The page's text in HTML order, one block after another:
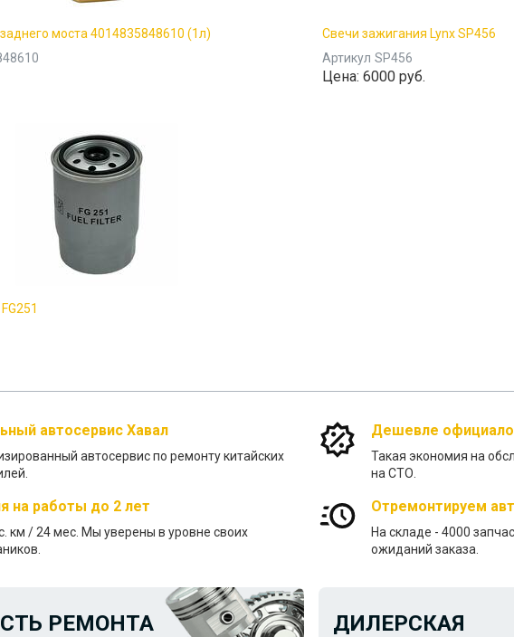
моста 4014835848610 (1л)
Свечи зажигания Lynx SP456
Артикул SP456
Цена: 6000 руб.
автосервис Хавал
автосервис по ремонту китайских
Дешевле
Такая экономия на
на СТО.
на работы до 2 лет
км / 24 меc. Мы уверены в уровне своих
Отремонтируем
На складе - 4000
ожиданий заказа.
РЕМОНТА
ДИЛЕРСКАЯ